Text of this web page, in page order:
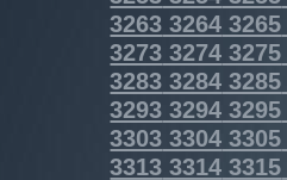
3263 3264 3265
3273 3274 3275
3283 3284 3285
3293 3294 3295
3303 3304 3305
3313 3314 3315